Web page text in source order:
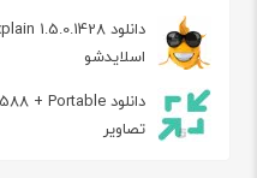
اسلایدشو
تصاویر